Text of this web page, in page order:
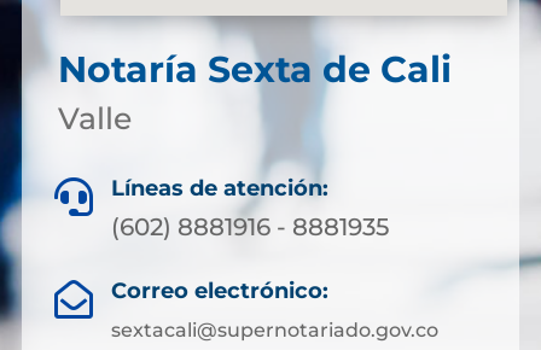
Notaría Sexta de Cali
Valle
 Líneas de atención:
(602) 8881916 - 8881935
 Correo electrónico:
sextacali@supernotariado.gov.co